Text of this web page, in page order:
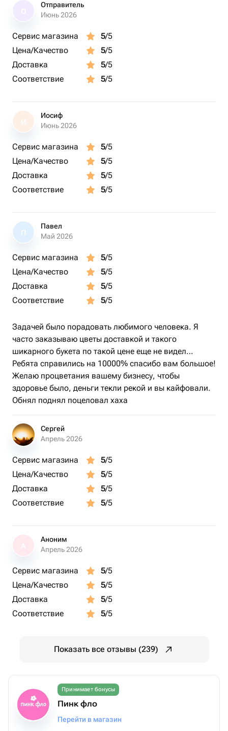
Отправитель
Июнь 2026
Сервис магазина 5/5
Цена/Качество
5/5
Доставка
5/5
Соответствие
5/5
И
Иосиф
Июнь 2026
Сервис магазина 5/5
Цена/Качество
5/5
Доставка
5/5
Соответствие
5/5
П
Павел
Май 2026
Сервис магазина 5/5
Цена/Качество
5/5
Доставка
5/5
Соответствие
5/5
Задачей было порадовать любимого человека. Я
часто заказываю цветы доставкой и такого
шикарного букета по такой цене еще не видел…
Ребята справились на 10000% спасибо вам большое!
Желаю процветания вашему бизнесу, чтобы
здоровье было, деньги текли рекой и вы кайфовали.
Обнял поднял поцеловал хаха
Сергей
Апрель 2026
Сервис магазина 5/5
Цена/Качество
5/5
Доставка
5/5
Соответствие
5/5
Аноним
Апрель 2026
Сервис магазина 5/5
Цена/Качество
5/5
Доставка
5/5
Соответствие
5/5
Показать все отзывы (239)
Принимает бонусы
Пинк фло
Перейти в магазин